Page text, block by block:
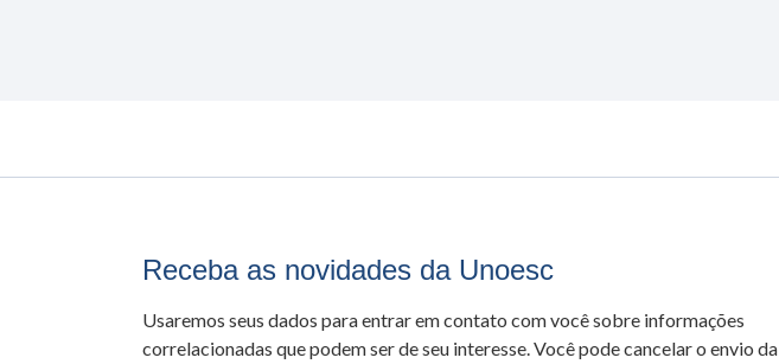
Receba as novidades da Unoesc
Usaremos seus dados para entrar em contato com você sobre informações
correlacionadas que podem ser de seu interesse. Você pode cancelar o envio da